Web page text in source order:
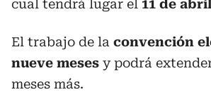
cual tendrá lugar el 11 de
El trabajo de la convención
nueve meses y podrá
meses más.